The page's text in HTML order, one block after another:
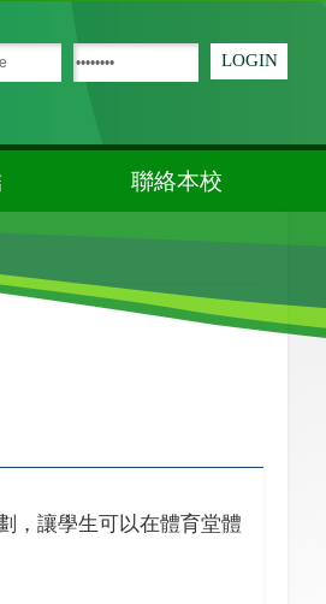
聯絡本校
，讓學生可以在體育堂體